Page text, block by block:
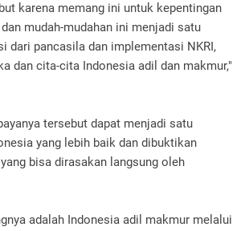
karena memang ini untuk kepentingan
mudah-mudahan ini menjadi satu
dari pancasila dan implementasi NKRI,
dan cita-cita Indonesia adil dan makmur,"
tersebut dapat menjadi satu
yang lebih baik dan dibuktikan
bisa dirasakan langsung oleh
adalah Indonesia adil makmur melalui